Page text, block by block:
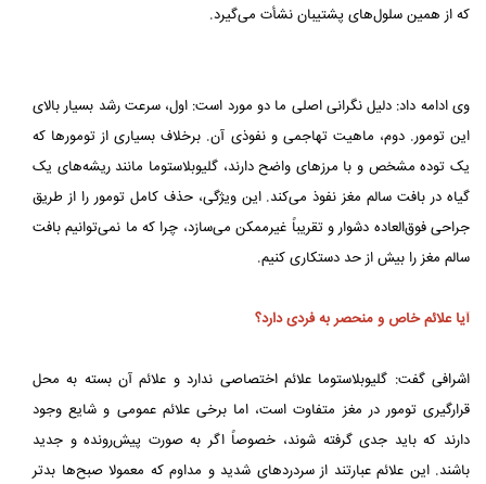
که از همین سلول‌های پشتیبان نشأت می‌گیرد.
وی ادامه داد: دلیل نگرانی اصلی ما دو مورد است: اول، سرعت رشد بسیار بالای
این تومور. دوم، ماهیت تهاجمی و نفوذی آن. برخلاف بسیاری از تومورها که
یک توده مشخص و با مرزهای واضح دارند، گلیوبلاستوما مانند ریشه‌های یک
گیاه در بافت سالم مغز نفوذ می‌کند. این ویژگی، حذف کامل تومور را از طریق
جراحی فوق‌العاده دشوار و تقریباً غیرممکن می‌سازد، چرا که ما نمی‌توانیم بافت
سالم مغز را بیش از حد دستکاری کنیم.
آیا علائم خاص و منحصر به فردی دارد؟
اشرافی گفت: گلیوبلاستوما علائم اختصاصی ندارد و علائم آن بسته به محل
قرارگیری تومور در مغز متفاوت است، اما برخی علائم عمومی و شایع وجود
دارند که باید جدی گرفته شوند، خصوصاً اگر به صورت پیش‌رونده و جدید
باشند. این علائم عبارتند از سردردهای شدید و مداوم که معمولا صبح‌ها بدتر